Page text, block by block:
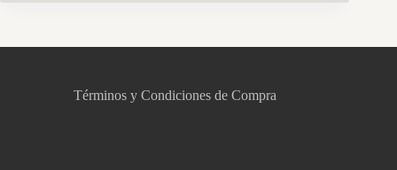
Términos y Condiciones de Compra
Asistente virtual · En línea